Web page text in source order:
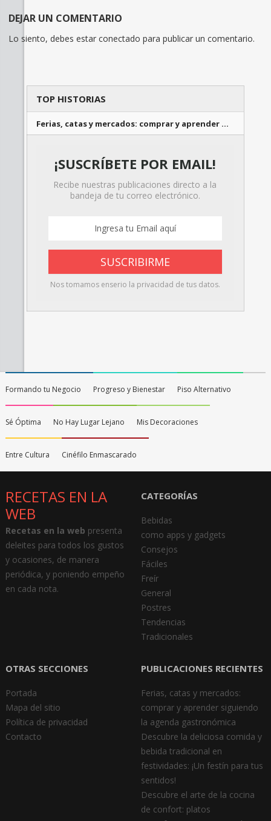
DEJAR UN COMENTARIO
Lo siento, debes estar conectado para publicar un comentario.
TOP HISTORIAS
Ferias, catas y mercados: comprar y aprender …
¡SUSCRÍBETE POR EMAIL!
Recibe nuestras publicaciones directo a la
bandeja de tu correo electrónico.
Nos tomamos enserio la privacidad de tus datos.
Formando tu Negocio Progreso y Bienestar Piso Alternativo
Sé Óptima No Hay Lugar Lejano Mis Decoraciones
Entre Cultura Cinéfilo Enmascarado
RECETAS EN LA
WEB
Recetas en la web presenta
deleites para todos los gustos
y ocasiones, de manera
periódica, y poniendo empeño
en cada nota.
CATEGORÍAS
Bebidas
como apps y gadgets
Consejos
Fáciles
Freír
General
Postres
Tendencias
Tradicionales
OTRAS SECCIONES
Portada
Mapa del sitio
Política de privacidad
Contacto
PUBLICACIONES RECIENTES
Ferias, catas y mercados:
comprar y aprender siguiendo
la agenda gastronómica
Descubre la deliciosa comida y
bebida tradicional en
festividades: ¡Un festín para tus
sentidos!
Descubre el arte de la cocina
de confort: platos